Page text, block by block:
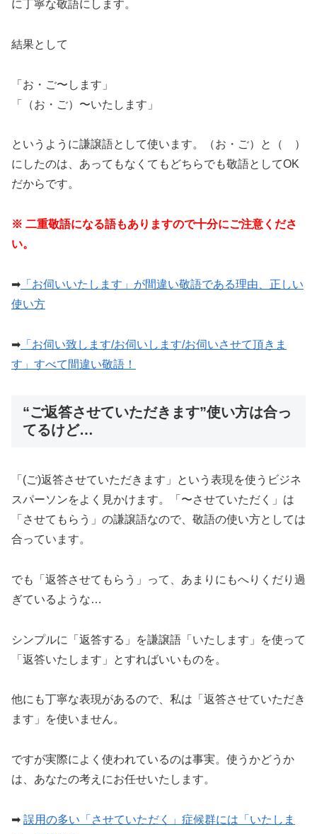
に丁寧な敬語にします。
結果として
「お・ご〜します」
「（お・ご）〜いたします」
というように謙譲語として使います。（お・ご）と（ ）
にしたのは、あってもなくてもどちらでも敬語としてOK
だからです。
※ 二重敬語になる語もありますので十分にご注意くださ
い。
➡︎ 「お伺いいたします」が間違い敬語である理由、正しい
使い方
➡︎ 「お伺い致します/お伺いします/お伺いさせて頂きま
す」すべて間違い敬語！
“ご返答させていただきます”使い方は合っ
てるけど…
「(ご)返答させていただきます」という表現を使うビジネ
スパーソンをよく見かけます。「〜させていただく」は
「させてもらう」の謙譲語なので、敬語の使い方としては
合っています。
でも「返答させてもらう」って、あまりにもへりくだり過
ぎているような…
シンプルに「返答する」を謙譲語「いたします」を使って
「返答いたします」とすればいいものを。
他にも丁寧な表現があるので、私は「返答させていただき
ます」を使いません。
ですが実際によく使われているのは事実。使うかどうか
は、あなたの考えにお任せいたします。
➡︎ 誤用の多い「させていただく」症候群には「いたしま